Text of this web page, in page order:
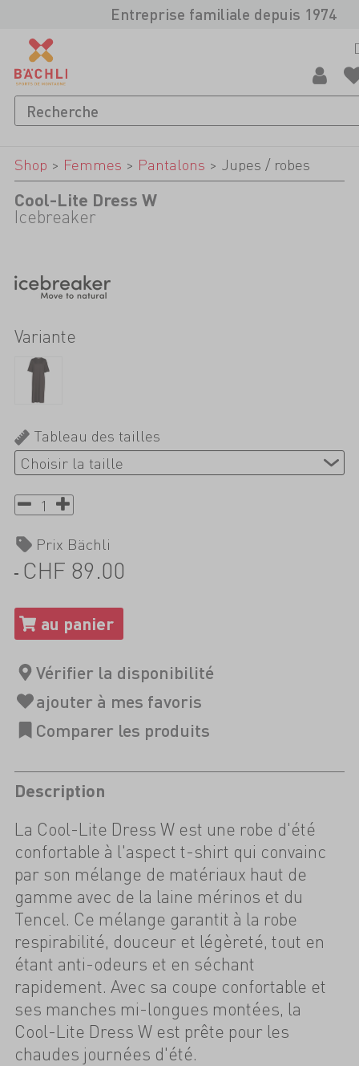
Entreprise familiale depuis 1974
Shop > Femmes > Pantalons > Jupes / robes
Cool-Lite Dress W
Icebreaker
Variante
Tableau des tailles
Prix Bächli
CHF 89.00
Description
La Cool-Lite Dress W est une robe d'été
confortable à l'aspect t-shirt qui convainc
par son mélange de matériaux haut de
gamme avec de la laine mérinos et du
Tencel. Ce mélange garantit à la robe
respirabilité, douceur et légèreté, tout en
étant anti-odeurs et en séchant
rapidement. Avec sa coupe confortable et
ses manches mi-longues montées, la
Cool-Lite Dress W est prête pour les
chaudes journées d'été.